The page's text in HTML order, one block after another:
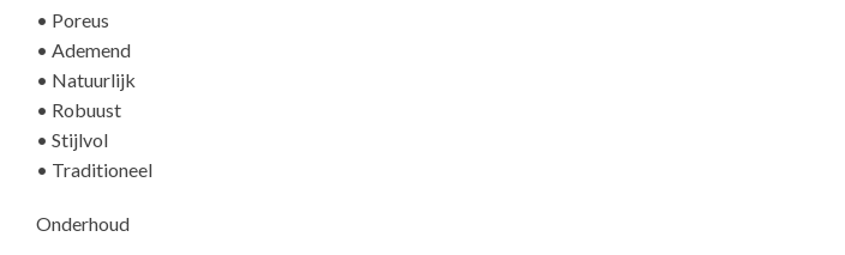
• Poreus
• Ademend
• Natuurlijk
• Robuust
• Stijlvol
• Traditioneel
Onderhoud